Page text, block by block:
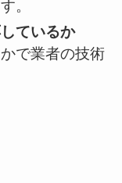
。
ているか
で業者の技術